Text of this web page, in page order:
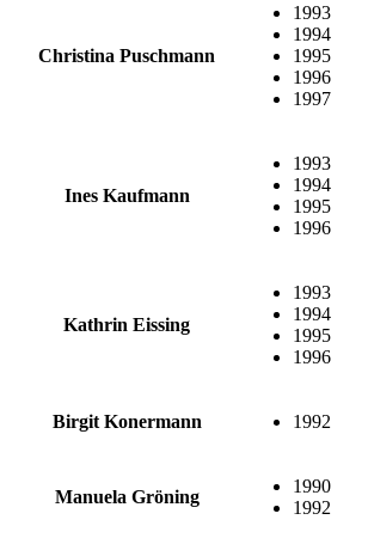
Christina Puschmann
1993
1994
1995
1996
1997
Ines Kaufmann
1993
1994
1995
1996
Kathrin Eissing
1993
1994
1995
1996
Birgit Konermann 1992
Manuela Gröning
1990
1992